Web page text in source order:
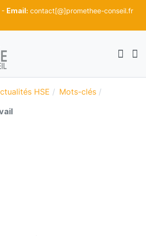
- Email: contact[@]promethee-conseil.fr
HSE
Mots-clés